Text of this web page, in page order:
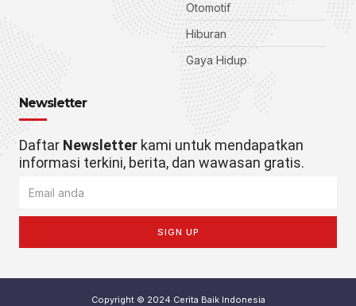
Otomotif
Hiburan
Gaya Hidup
Newsletter
Daftar Newsletter kami untuk mendapatkan
informasi terkini, berita, dan wawasan gratis.
SIGN UP
Copyright © 2024 Cerita Baik Indonesia